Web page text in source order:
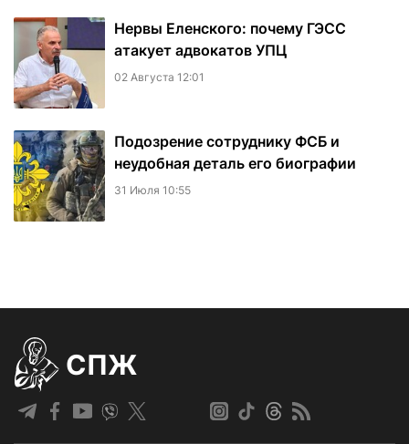
Нервы Еленского: почему ГЭСС
атакует адвокатов УПЦ
02 Августа 12:01
Подозрение сотруднику ФСБ и
неудобная деталь его биографии
31 Июля 10:55
СПЖ